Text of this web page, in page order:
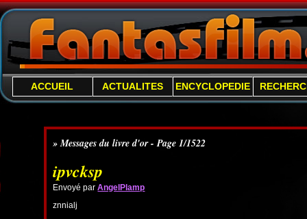
ACCUEIL ACTUALITES ENCYCLOPEDIE
» Messages du livre d'or - Page 1/1522
ipvcksp
Envoyé parAngelPlamp
znnialj